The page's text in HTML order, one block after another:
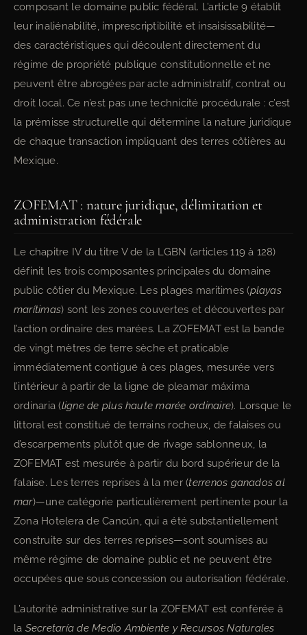
composant le domaine public fédéral. L’article 9 établit
leur inaliénabilité, imprescriptibilité et insaisissabilité—
des caractéristiques qui découlent directement du
régime de propriété publique constitutionnelle et ne
peuvent être abrogées par acte administratif, contrat ou
droit local. Ce n’est pas une technicité procédurale : c’est
la prémisse structurelle qui détermine la nature juridique
de chaque transaction impliquant des terres côtières au
Mexique.
ZOFEMAT : nature juridique, délimitation et
administration fédérale
Le chapitre IV du titre V de la LGBN (articles 119 à 128)
définit les trois composantes principales du domaine
public côtier du Mexique. Les plages maritimes (playas
marítimas) sont les zones couvertes et découvertes par
l’action ordinaire des marées. La ZOFEMAT est la bande
de vingt mètres de terre sèche et praticable
immédiatement contiguë à ces plages, mesurée vers
l’intérieur à partir de la ligne de pleamar máxima
ordinaria (ligne de plus haute marée ordinaire). Lorsque le
littoral est constitué de terrains rocheux, de falaises ou
d’escarpements plutôt que de rivage sablonneux, la
ZOFEMAT est mesurée à partir du bord supérieur de la
falaise. Les terres reprises à la mer (terrenos ganados al
mar)—une catégorie particulièrement pertinente pour la
Zona Hotelera de Cancún, qui a été substantiellement
construite sur des terres reprises—sont soumises au
même régime de domaine public et ne peuvent être
occupées que sous concession ou autorisation fédérale.
L’autorité administrative sur la ZOFEMAT est conférée à
la Secretaría de Medio Ambiente y Recursos Naturales